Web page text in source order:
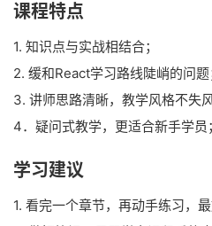
课程特点
1. 知识点与实战相结合；
2. 缓和React学习路线陡峭的问题
3. 讲师思路清晰，教学风格不失风
4．疑问式教学，更适合新手学员；
学习建议
1. 看完一个章节，再动手练习，最